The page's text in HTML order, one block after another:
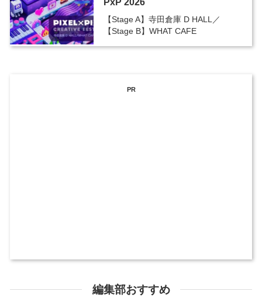
【Stage A】寺田倉庫 D HALL／
【Stage B】WHAT CAFE
PR
編集部おすすめ